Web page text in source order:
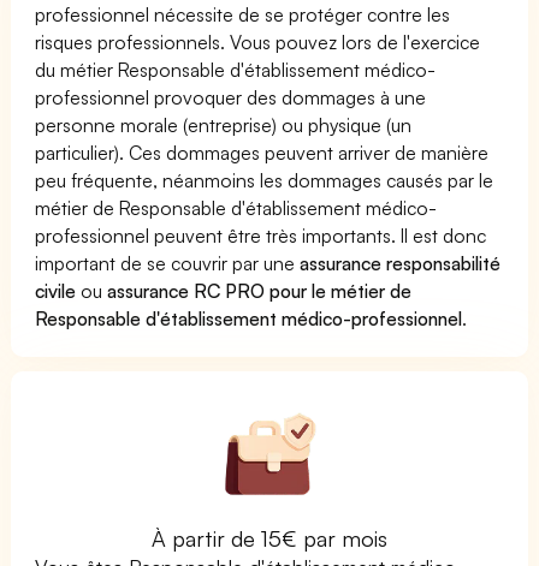
professionnel nécessite de se protéger contre les
risques professionnels. Vous pouvez lors de l'exercice
du métier Responsable d'établissement médico-
professionnel provoquer des dommages à une
personne morale (entreprise) ou physique (un
particulier). Ces dommages peuvent arriver de manière
peu fréquente, néanmoins les dommages causés par le
métier de Responsable d'établissement médico-
professionnel peuvent être très importants. Il est donc
important de se couvrir par uneassurance responsabilité
civile ouassurance RC PRO pour le métier de
Responsable d'établissement médico-professionnel.
À partir de 15€ par mois